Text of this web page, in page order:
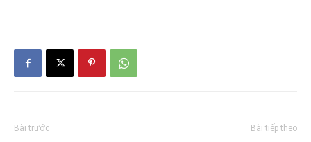
Bài trước Bài tiếp theo